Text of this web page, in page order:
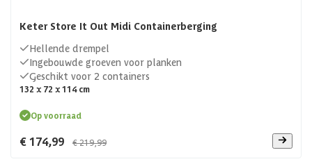
Keter Store It Out Midi Containerberging
Hellende drempel
Ingebouwde groeven voor planken
Geschikt voor 2 containers
132 x 72 x 114 cm
Op voorraad
€ 174,99 € 219,99